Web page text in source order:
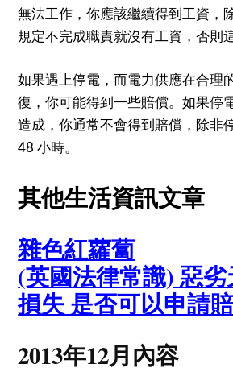
無法工作，你應該繼續得到工資，
規定不完成職責就沒有工資，否則
如果遇上停電，而電力供應在合理
復，你可能得到一些賠償。如果停
造成，你通常不會得到賠償，除非
48 小時。
其他生活資訊文章
雜色紅蘿蔔
(英國法律常識) 惡
損失 是否可以申請
2013年12月內容